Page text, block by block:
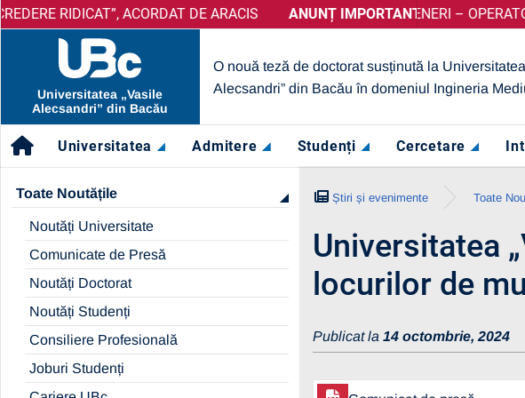
RIDICAT”, ACORDAT DE ARACIS ANUNȚ IMPORTANT:UBc A OBȚINUT
ANUNȚ IMPORTANT: PRELUNGIRE SELECȚIE PARTENERI – OPERATORI
Universitatea „Vasile
Alecsandri” din Bacău
O nouă teză de doctorat susținută la
Alecsandri” din Bacău în domeniul Ingineria
Universitatea Admitere Studenți Cercetare
Toate Noutățile
Noutăți Universitate
Comunicate de Presă
Noutăți Doctorat
Noutăți Studenți
Consiliere Profesională
Joburi Studenți
Știri și evenimente Toate
Universitatea
locurilor de
Publicat la 14 octombrie, 2024